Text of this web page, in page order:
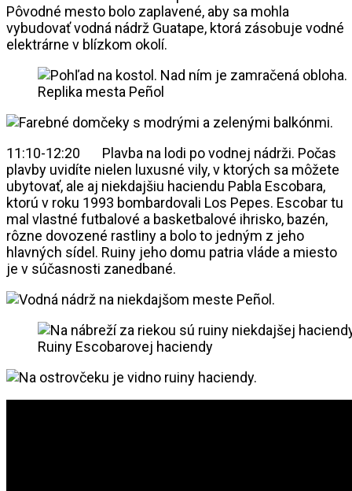
Pôvodné mesto bolo zaplavené, aby sa mohla
vybudovať vodná nádrž Guatape, ktorá zásobuje vodné
elektrárne v blízkom okolí.
Replika mesta Peñol
11:10-12:20 Plavba na lodi po vodnej nádrži. Počas
plavby uvidíte nielen luxusné vily, v ktorých sa môžete
ubytovať, ale aj niekdajšiu haciendu Pabla Escobara,
ktorú v roku 1993 bombardovali Los Pepes. Escobar tu
mal vlastné futbalové a basketbalové ihrisko, bazén,
rôzne dovozené rastliny a bolo to jedným z jeho
hlavných sídel. Ruiny jeho domu patria vláde a miesto
je v súčasnosti zanedbané.
Ruiny Escobarovej haciendy